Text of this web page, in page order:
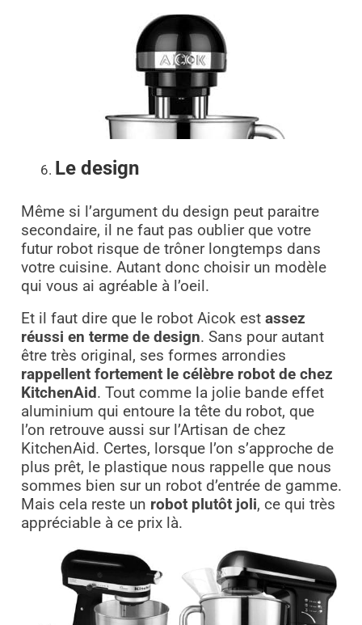
Le design
Même si l’argument du design peut paraitre
secondaire, il ne faut pas oublier que votre
futur robot risque de trôner longtemps dans
votre cuisine. Autant donc choisir un modèle
qui vous ai agréable à l’oeil.
Et il faut dire que le robot Aicok est assez
réussi en terme de design. Sans pour autant
être très original, ses formes arrondies
rappellent fortement le célèbre robot de chez
KitchenAid. Tout comme la jolie bande effet
aluminium qui entoure la tête du robot, que
l’on retrouve aussi sur l’Artisan de chez
KitchenAid. Certes, lorsque l’on s’approche de
plus prêt, le plastique nous rappelle que nous
sommes bien sur un robot d’entrée de gamme.
Mais cela reste un robot plutôt joli, ce qui très
appréciable à ce prix là.